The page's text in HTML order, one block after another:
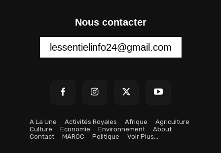
Nous contacter
lessentielinfo24@gmail.com
A La Une Activités Royales Afrique
Agriculture
Culture
Economie Environnement
About
Contact
MAROC Politique Voir Plus…